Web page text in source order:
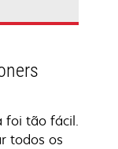
foi tão fácil.
todos os